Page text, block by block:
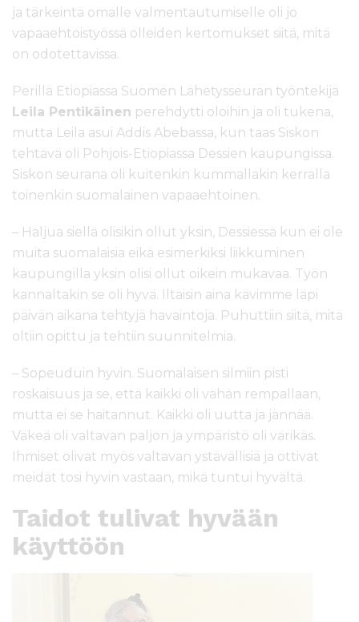
ja tärkeintä omalle valmentautumiselle oli jo
vapaaehtoistyössä olleiden kertomukset siitä, mitä
on odotettavissa.
Perillä Etiopiassa Suomen Lähetysseuran työntekijä
Leila Pentikäinen perehdytti oloihin ja oli tukena,
mutta Leila asui Addis Abebassa, kun taas Siskon
tehtävä oli Pohjois-Etiopiassa Dessien kaupungissa.
Siskon seurana oli kuitenkin kummallakin kerralla
toinenkin suomalainen vapaaehtoinen.
– Haljua siellä olisikin ollut yksin, Dessiessä kun ei ole
muita suomalaisia eikä esimerkiksi liikkuminen
kaupungilla yksin olisi ollut oikein mukavaa. Työn
kannaltakin se oli hyvä. Iltaisin aina kävimme läpi
päivän aikana tehtyjä havaintoja. Puhuttiin siitä, mitä
oltiin opittu ja tehtiin suunnitelmia.
– Sopeuduin hyvin. Suomalaisen silmiin pisti
roskaisuus ja se, että kaikki oli vähän rempallaan,
mutta ei se haitannut. Kaikki oli uutta ja jännää.
Väkeä oli valtavan paljon ja ympäristö oli värikäs.
Ihmiset olivat myös valtavan ystävällisiä ja ottivat
meidät tosi hyvin vastaan, mikä tuntui hyvältä.
Taidot tulivat hyvään
käyttöön